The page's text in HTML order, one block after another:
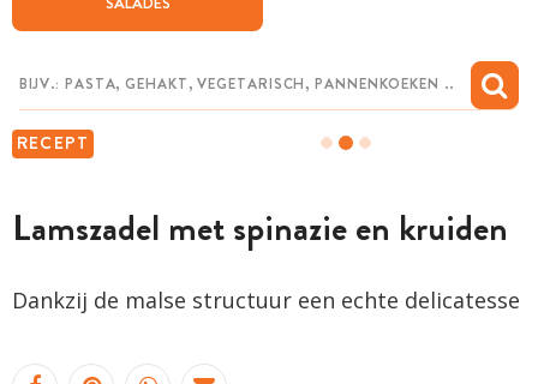
RECEPT
Lamszadel met spinazie en kruiden
Dankzij de malse structuur een echte delicatesse
CHAT MET MAIA
MIJN BEWAARDE RECEPTEN